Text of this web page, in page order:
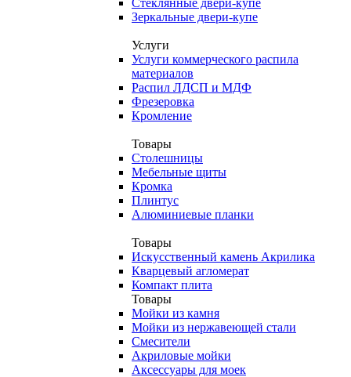
Стеклянные двери-купе
Зеркальные двери-купе
Услуги
Услуги коммерческого распила
материалов
Распил ЛДСП и МДФ
Фрезеровка
Кромление
Товары
Столешницы
Мебельные щиты
Кромка
Плинтус
Алюминиевые планки
Товары
Искусственный камень Акрилика
Кварцевый агломерат
Компакт плита
Товары
Мойки из камня
Мойки из нержавеющей стали
Смесители
Акриловые мойки
Аксессуары для моек